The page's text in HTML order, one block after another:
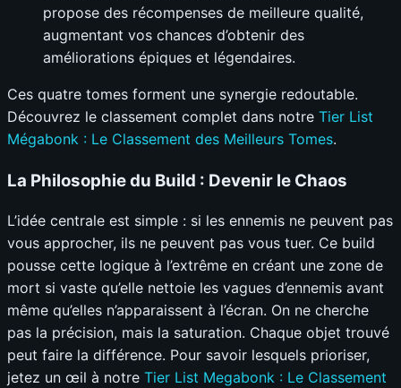
propose des récompenses de meilleure qualité,
augmentant vos chances d’obtenir des
améliorations épiques et légendaires.
Ces quatre tomes forment une synergie redoutable.
Découvrez le classement complet dans notre Tier List
Mégabonk : Le Classement des Meilleurs Tomes.
La Philosophie du Build : Devenir le Chaos
L’idée centrale est simple : si les ennemis ne peuvent pas
vous approcher, ils ne peuvent pas vous tuer. Ce build
pousse cette logique à l’extrême en créant une zone de
mort si vaste qu’elle nettoie les vagues d’ennemis avant
même qu’elles n’apparaissent à l’écran. On ne cherche
pas la précision, mais la saturation. Chaque objet trouvé
peut faire la différence. Pour savoir lesquels prioriser,
jetez un œil à notre Tier List Megabonk : Le Classement